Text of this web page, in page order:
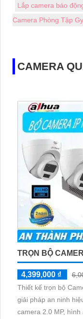
Lắp camera báo
Camera Phòng Tập
CAMERA
TRỌN BỘ
4,399,000 ₫
Thiết kế trọn bộ
giải pháp an ninh hiệu
camera 2.0 MP,